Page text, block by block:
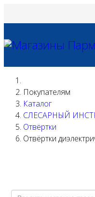
Покупателям
Каталог
СЛЕСАРНЫЙ
Отвёртки
Отвёртки